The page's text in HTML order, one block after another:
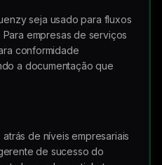
seja usado para fluxos
empresas de serviços
conformidade
a documentação que
de níveis empresariais
de sucesso do